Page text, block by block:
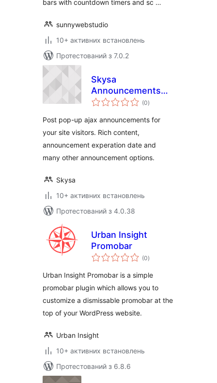
bars with countdown timers and sc …
sunnywebstudio
10+ активних встановлень
Протестований з 7.0.2
Skysa
Announcements
App
(0загальний
рейтинг
)
Post pop-up ajax announcements for
your site visitors. Rich content,
announcement experation date and
many other announcement options.
Skysa
10+ активних встановлень
Протестований з 4.0.38
Urban Insight
Promobar
(0загальний
рейтинг
)
Urban Insight Promobar is a simple
promobar plugin which allows you to
customize a dismissable promobar at the
top of your WordPress website.
Urban Insight
10+ активних встановлень
Протестований з 6.8.6